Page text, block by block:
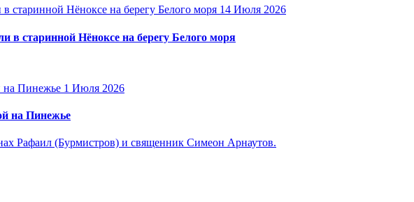
14 Июля 2026
в старинной Нёноксе на берегу Белого моря
1 Июля 2026
на Пинежье
Рафаил (Бурмистров) и священник Симеон Арнаутов.